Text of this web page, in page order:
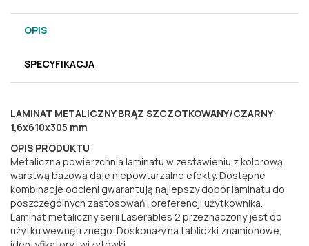
OPIS
SPECYFIKACJA
LAMINAT METALICZNY BRĄZ SZCZOTKOWANY/CZARNY
1,6x610x305 mm
OPIS PRODUKTU
Metaliczna powierzchnia laminatu w zestawieniu z kolorową
warstwą bazową daje niepowtarzalne efekty. Dostępne
kombinacje odcieni gwarantują najlepszy dobór laminatu do
poszczególnych zastosowań i preferencji użytkownika.
Laminat metaliczny serii Laserables 2 przeznaczony jest do
użytku wewnętrznego. Doskonały na tabliczki znamionowe,